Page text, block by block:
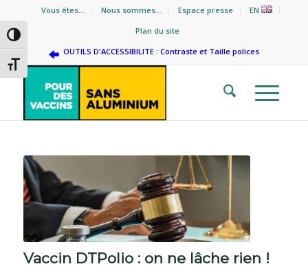
Passer en contraste élevé
Changer la taille de la police
Vous êtes… Nous sommes… Espace presse
EN
Plan du site
OUTILS D'ACCESSIBILITE : Contraste et Taille polices
Vaccin DTPolio : on ne lâche rien !